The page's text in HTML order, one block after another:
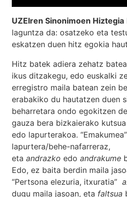
UZEIren Sinonimoen Hiztegia
laguntza da: osatzeko eta
eskatzen duen hitz egokia
Hitz batek adiera zehatz
ikus ditzakegu, edo euskalki
erregistro maila batean zein
erabakiko du hautatzen duen
beharretara ondo egokitzen
gauza bera bizkaierako
edo lapurterakoa. “Emakumea”
lapurtera/behe-nafarreraz,
eta andrazko edo andrakume
Edo, ez baita berdin maila
“Pertsona elezuria, itxuratia”
dugu maila jasoan, eta faltsua